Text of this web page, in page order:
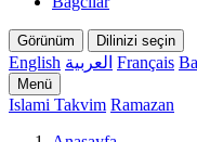
Görünüm Dilinizi seçin
English العربية Français
Menü
Islami Takvim Ramazan